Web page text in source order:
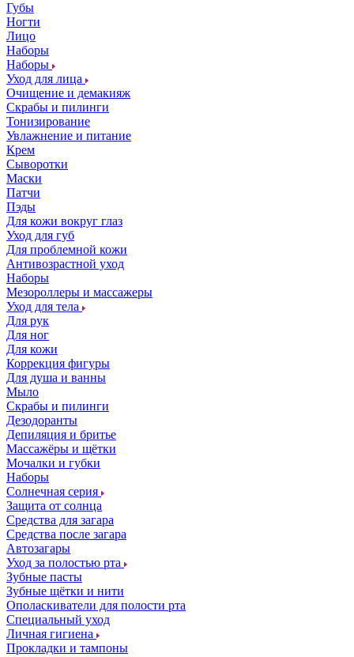
Губы
Ногти
Лицо
Наборы
Наборы
Уход для лица
Очищение и демакияж
Скрабы и пилинги
Тонизирование
Увлажнение и питание
Крем
Сыворотки
Маски
Патчи
Пэды
Для кожи вокруг глаз
Уход для губ
Для проблемной кожи
Антивозрастной уход
Наборы
Мезороллеры и массажеры
Уход для тела
Для рук
Для ног
Для кожи
Коррекция фигуры
Для душа и ванны
Мыло
Скрабы и пилинги
Дезодоранты
Депиляция и бритье
Массажёры и щётки
Мочалки и губки
Наборы
Солнечная серия
Защита от солнца
Средства для загара
Средства после загара
Автозагары
Уход за полостью рта
Зубные пасты
Зубные щётки и нити
Ополаскиватели для полости рта
Специальный уход
Личная гигиена
Прокладки и тампоны